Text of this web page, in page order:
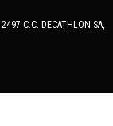
C.C. DECATHLON SA,